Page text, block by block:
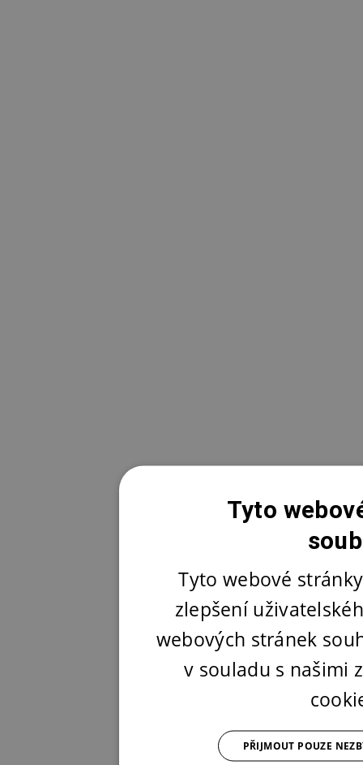
Tyto
Tyto webové
zlepšení
webových stránek
v souladu s našimi
PŘIJMOUT POUZE